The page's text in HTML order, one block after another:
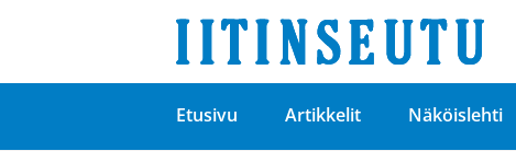
Etusivu Artikkelit Näköislehti